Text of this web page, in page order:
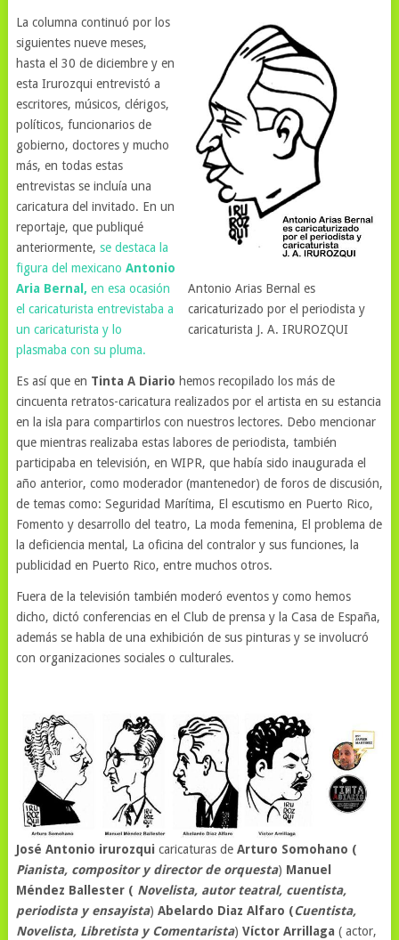
Antonio Arias Bernal es
caricaturizado por el periodista y
caricaturista J. A. IRUROZQUI
La columna continuó por los
siguientes nueve meses,
hasta el 30 de diciembre y en
esta Irurozqui entrevistó a
escritores, músicos, clérigos,
políticos, funcionarios de
gobierno, doctores y mucho
más, en todas estas
entrevistas se incluía una
caricatura del invitado. En un
reportaje, que publiqué
anteriormente, se destaca la
figura del mexicano Antonio
Aria Bernal, en esa ocasión
el caricaturista entrevistaba a
un caricaturista y lo
plasmaba con su pluma.
Es así que en Tinta A Diario hemos recopilado los más de
cincuenta retratos-caricatura realizados por el artista en su estancia
en la isla para compartirlos con nuestros lectores. Debo mencionar
que mientras realizaba estas labores de periodista, también
participaba en televisión, en WIPR, que había sido inaugurada el
año anterior, como moderador (mantenedor) de foros de discusión,
de temas como: Seguridad Marítima, El escutismo en Puerto Rico,
Fomento y desarrollo del teatro, La moda femenina, El problema de
la deficiencia mental, La oficina del contralor y sus funciones, la
publicidad en Puerto Rico, entre muchos otros.
Fuera de la televisión también moderó eventos y como hemos
dicho, dictó conferencias en el Club de prensa y la Casa de España,
además se habla de una exhibición de sus pinturas y se involucró
con organizaciones sociales o culturales.
José Antonio irurozqui caricaturas deArturo Somohano (
Pianista, compositor y director de orquesta) Manuel
Méndez Ballester ( Novelista, autor teatral, cuentista,
periodista y ensayista) Abelardo Diaz Alfaro (Cuentista,
Novelista, Libretista y Comentarista) Víctor Arrillaga ( actor,